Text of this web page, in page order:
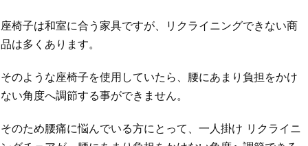
座椅子は和室に合う家具ですが、リクライニングできない商
品は多くあります。
そのような座椅子を使用していたら、腰にあまり負担をかけ
ない角度へ調節する事ができません。
そのため腰痛に悩んでいる方にとって、一人掛け リクライニ